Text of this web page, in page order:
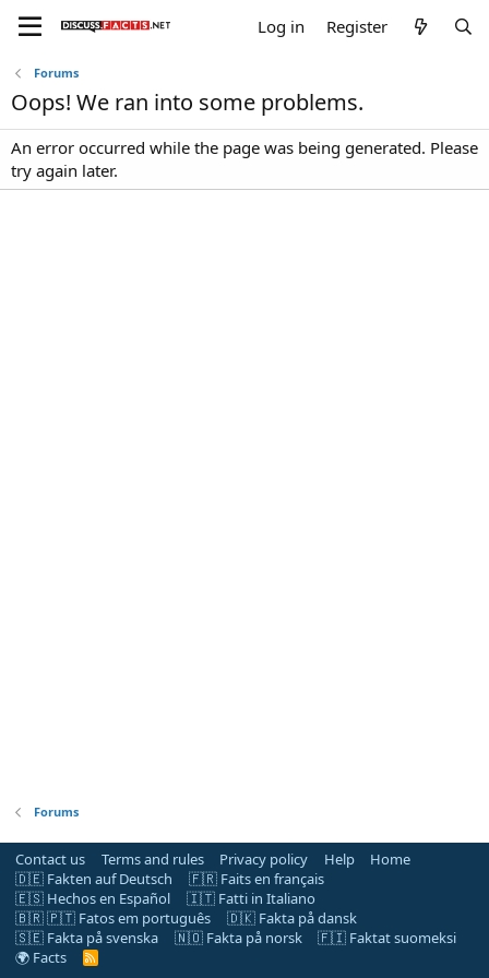
Log in Register
Forums
Oops! We ran into some problems.
An error occurred while the page was being generated. Please
try again later.
Forums
Contact us Terms and rules Privacy policy Help
Home
🇩🇪 Fakten auf Deutsch
🇫🇷 Faits en français
🇪🇸 Hechos en Español
🇮🇹 Fatti in Italiano
🇧🇷 🇵🇹 Fatos em português
🇩🇰 Fakta på dansk
🇸🇪 Fakta på svenska
🇳🇴 Fakta på norsk
🇫🇮 Faktat suomeksi
🌍 Facts
R